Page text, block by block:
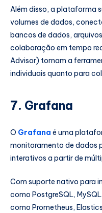
Além disso, a plataforma
volumes de dados,
bancos de dados,
colaboração em tempo
Advisor) tornam a
individuais quanto para
7. Grafana
O Grafana é uma
monitoramento de dados
interativos a partir de
Com suporte nativo para
como PostgreSQL,
como Prometheus,